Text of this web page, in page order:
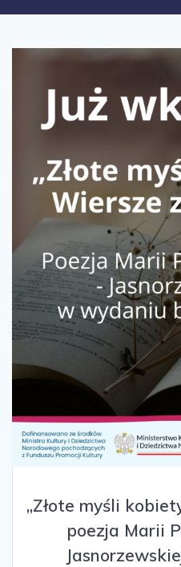
„Złote myśli
poezja Marii